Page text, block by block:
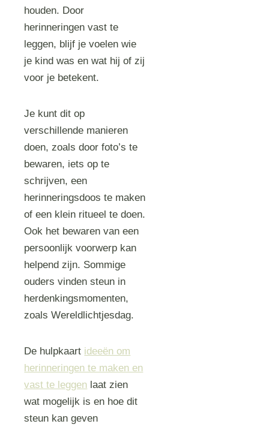
houden. Door
herinneringen vast te
leggen, blijf je voelen wie
je kind was en wat hij of zij
voor je betekent.
Je kunt dit op
verschillende manieren
doen, zoals door foto’s te
bewaren, iets op te
schrijven, een
herinneringsdoos te maken
of een klein ritueel te doen.
Ook het bewaren van een
persoonlijk voorwerp kan
helpend zijn. Sommige
ouders vinden steun in
herdenkingsmomenten,
zoals Wereldlichtjesdag.
De hulpkaart ideeën om
herinneringen te maken en
vast te leggen laat zien
wat mogelijk is en hoe dit
steun kan geven